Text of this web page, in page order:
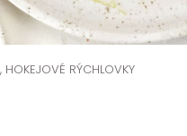
RÝCHLOVKY